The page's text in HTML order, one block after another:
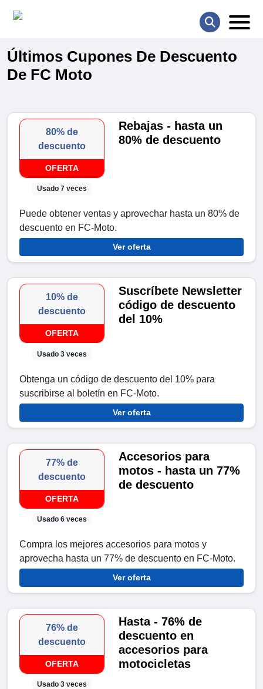
Últimos Cupones De Descuento
De FC Moto
80% de
descuento
OFERTA
Usado 7 veces
Rebajas - hasta un
80% de descuento
Puede obtener ventas y aprovechar hasta un 80% de
descuento en FC-Moto.
Ver oferta
10% de
descuento
OFERTA
Usado 3 veces
Suscríbete Newsletter
código de descuento
del 10%
Obtenga un código de descuento del 10% para
suscribirse al boletín en FC-Moto.
Ver oferta
77% de
descuento
OFERTA
Usado 6 veces
Accesorios para
motos - hasta un 77%
de descuento
Compra los mejores accesorios para motos y
aprovecha hasta un 77% de descuento en FC-Moto.
Ver oferta
76% de
descuento
OFERTA
Usado 3 veces
Hasta - 76% de
descuento en
accesorios para
motocicletas